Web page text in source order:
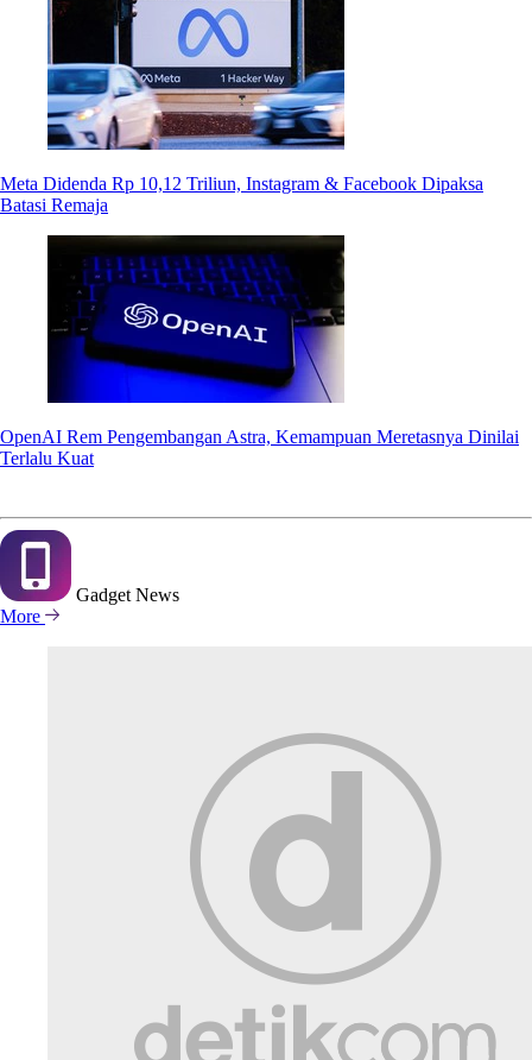
Meta Didenda Rp 10,12 Triliun, Instagram & Facebook Dipaksa
Batasi Remaja
OpenAI Rem Pengembangan Astra, Kemampuan Meretasnya Dinilai
Terlalu Kuat
GadgetNews
More